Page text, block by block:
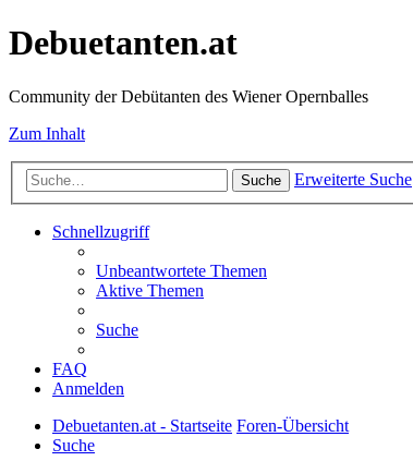
Debuetanten.at
Community der Debütanten des Wiener Opernballes
Zum Inhalt
Suche Erweiterte Suche
Schnellzugriff
Unbeantwortete Themen
Aktive Themen
Suche
FAQ
Anmelden
Debuetanten.at - Startseite Foren-Übersicht
Suche